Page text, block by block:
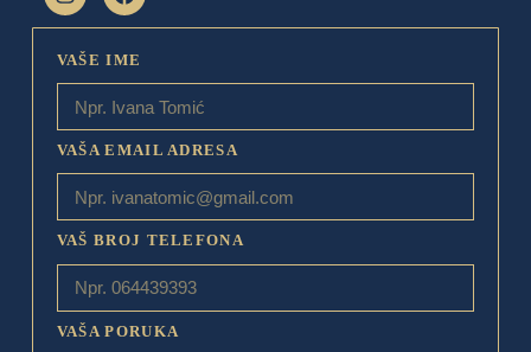
VAŠE IME
VAŠA EMAIL ADRESA
VAŠ BROJ TELEFONA
VAŠA PORUKA